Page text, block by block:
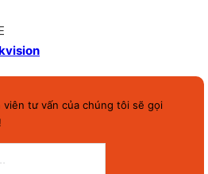
viên tư vấn của chúng tôi sẽ gọi